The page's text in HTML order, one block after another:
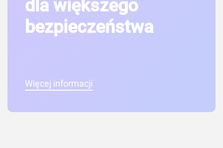
dla większego
bezpieczeństwa
Więcej informacji